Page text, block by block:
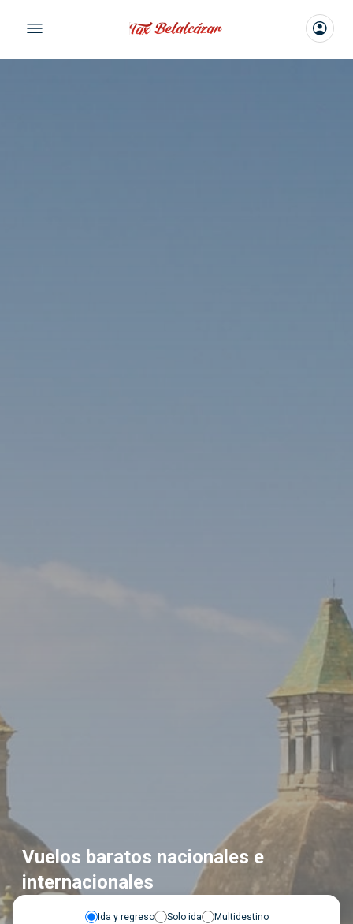
Vuelos baratos nacionales e
internacionales
Ida y regreso Solo ida Multidestino